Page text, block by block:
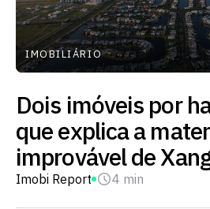
IMOBILIÁRIO
Dois imóveis por
que explica a
improvável de
Imobi Report 4 min